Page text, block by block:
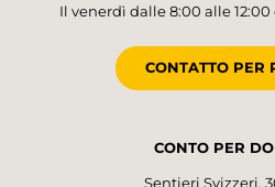
Il venerdì dalle 8:00 alle 12:00
CONTATTO PER
CONTO PER
Sentieri Svizzeri,